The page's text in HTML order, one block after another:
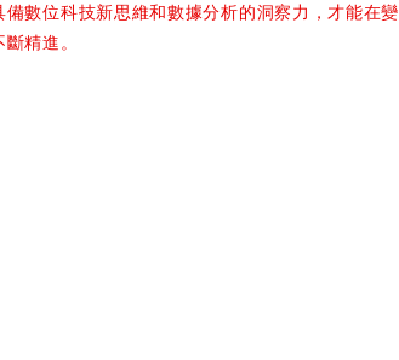
數位科技新思維和數據分析的洞察力，才能在
精進。